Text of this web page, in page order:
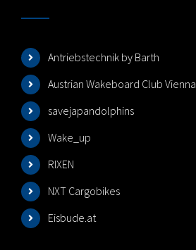
Antriebstechnik by Barth
Austrian Wakeboard Club Vienna
savejapandolphins
Wake_up
RIXEN
NXT Cargobikes
Eisbude.at